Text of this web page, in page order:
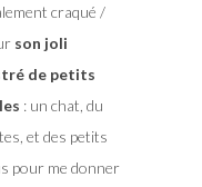
craqué /
son joli
de petits
: un chat, du
et des petits
pour me donner